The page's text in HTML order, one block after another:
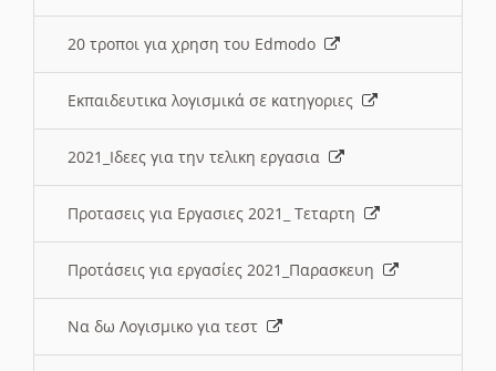
20 τροποι για χρηση του Edmodo
Εκπαιδευτικα λογισμικά σε κατηγοριες
2021_Ιδεες για την τελικη εργασια
Προτασεις για Εργασιες 2021_ Τεταρτη
Προτάσεις για εργασίες 2021_Παρασκευη
Να δω Λογισμικο για τεστ